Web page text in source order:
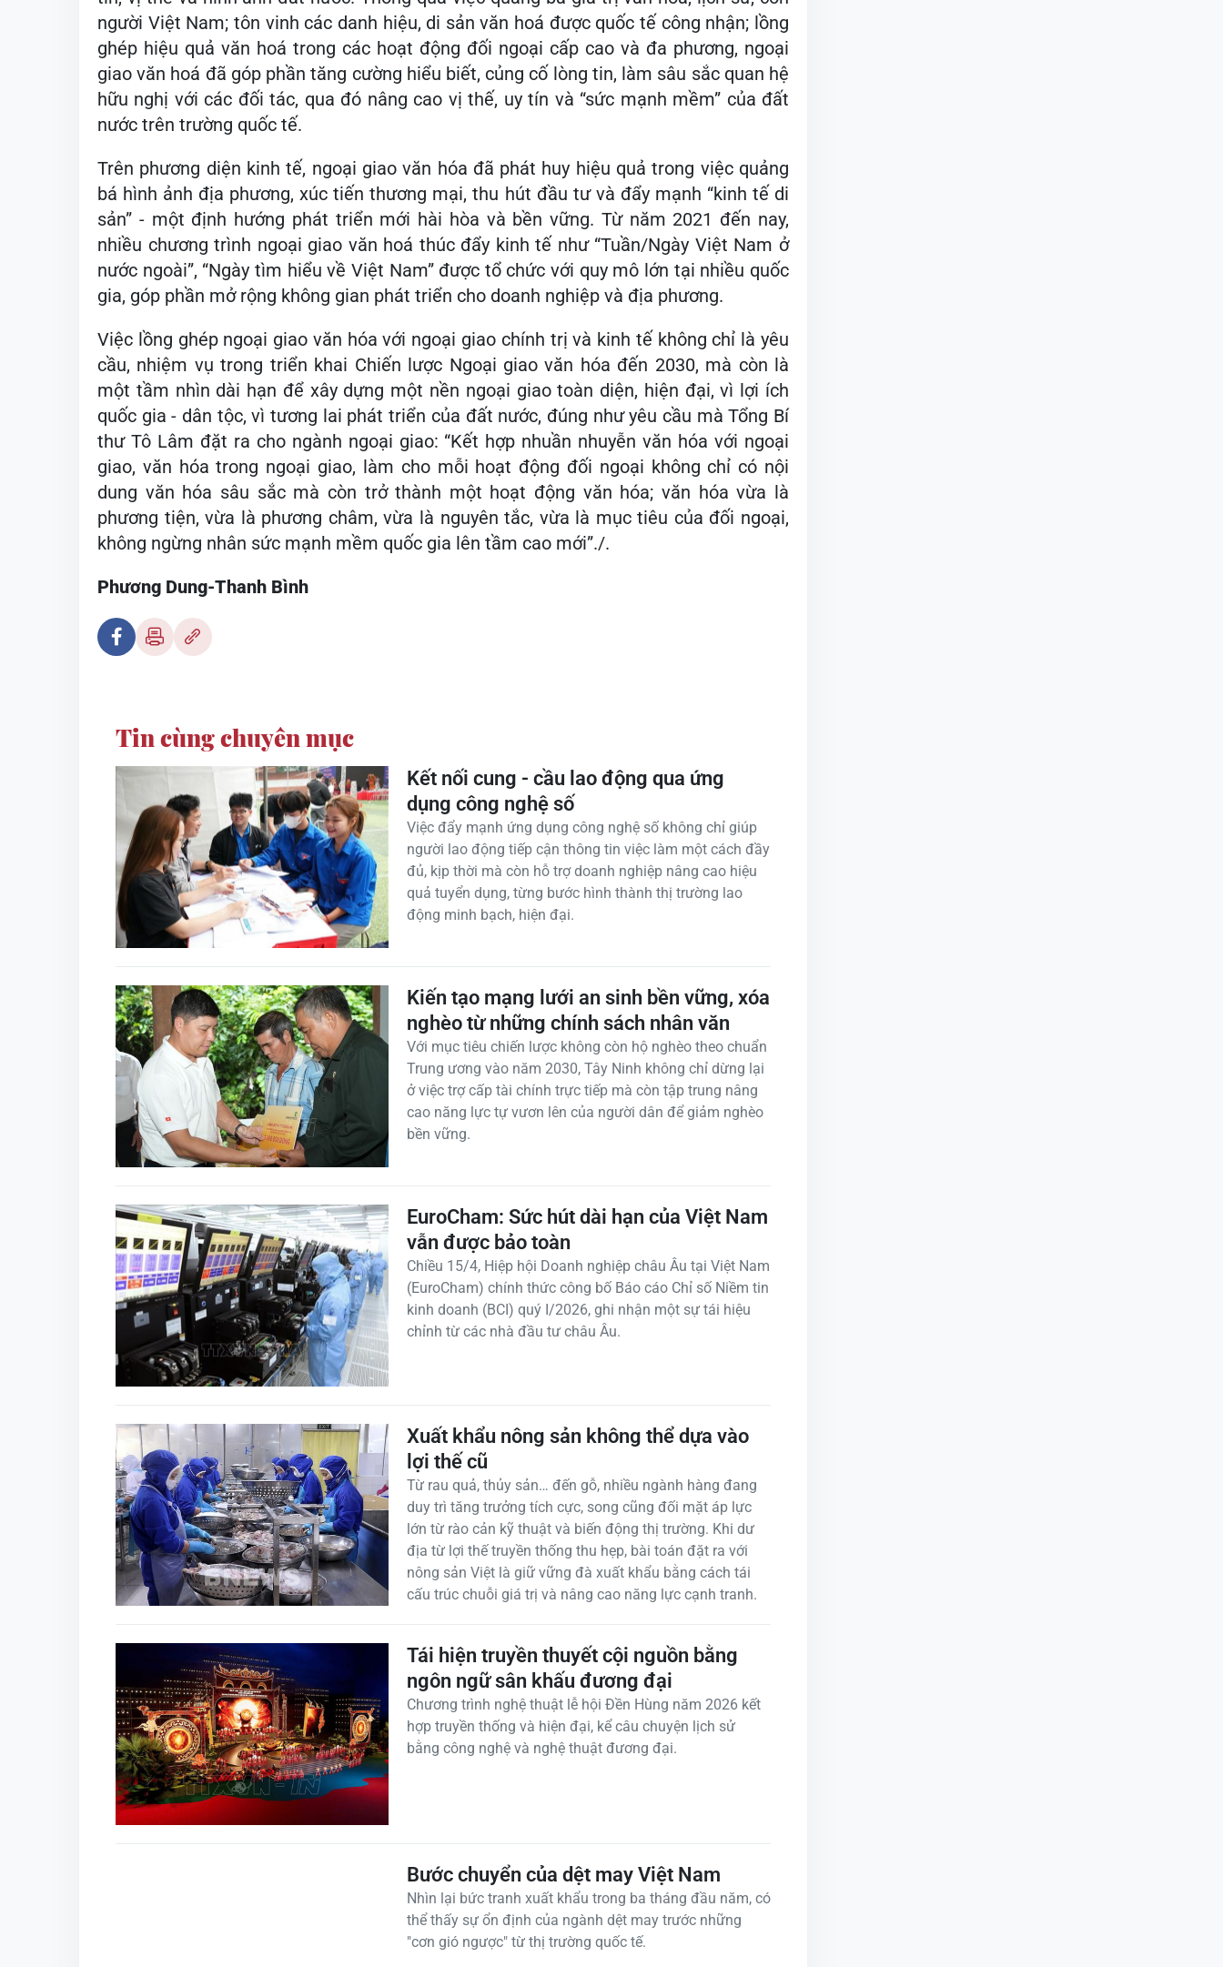
người Việt Nam; tôn vinh các danh hiệu, di sản văn hoá được quốc tế công nhận; lồng
ghép hiệu quả văn hoá trong các hoạt động đối ngoại cấp cao và đa phương, ngoại
giao văn hoá đã góp phần tăng cường hiểu biết, củng cố lòng tin, làm sâu sắc quan hệ
hữu nghị với các đối tác, qua đó nâng cao vị thế, uy tín và “sức mạnh mềm” của đất
nước trên trường quốc tế.
Trên phương diện kinh tế, ngoại giao văn hóa đã phát huy hiệu quả trong việc quảng
bá hình ảnh địa phương, xúc tiến thương mại, thu hút đầu tư và đẩy mạnh “kinh tế di
sản” - một định hướng phát triển mới hài hòa và bền vững. Từ năm 2021 đến nay,
nhiều chương trình ngoại giao văn hoá thúc đẩy kinh tế như “Tuần/Ngày Việt Nam ở
nước ngoài”, “Ngày tìm hiểu về Việt Nam” được tổ chức với quy mô lớn tại nhiều quốc
gia, góp phần mở rộng không gian phát triển cho doanh nghiệp và địa phương.
Việc lồng ghép ngoại giao văn hóa với ngoại giao chính trị và kinh tế không chỉ là yêu
cầu, nhiệm vụ trong triển khai Chiến lược Ngoại giao văn hóa đến 2030, mà còn là
một tầm nhìn dài hạn để xây dựng một nền ngoại giao toàn diện, hiện đại, vì lợi ích
quốc gia - dân tộc, vì tương lai phát triển của đất nước, đúng như yêu cầu mà Tổng Bí
thư Tô Lâm đặt ra cho ngành ngoại giao: “Kết hợp nhuần nhuyễn văn hóa với ngoại
giao, văn hóa trong ngoại giao, làm cho mỗi hoạt động đối ngoại không chỉ có nội
dung văn hóa sâu sắc mà còn trở thành một hoạt động văn hóa; văn hóa vừa là
phương tiện, vừa là phương châm, vừa là nguyên tắc, vừa là mục tiêu của đối ngoại,
không ngừng nhân sức mạnh mềm quốc gia lên tầm cao mới”./.
Phương Dung-Thanh Bình
Tin cùng chuyên mục
Kết nối cung - cầu lao động qua ứng
dụng công nghệ số
Việc đẩy mạnh ứng dụng công nghệ số không chỉ giúp
người lao động tiếp cận thông tin việc làm một cách đầy
đủ, kịp thời mà còn hỗ trợ doanh nghiệp nâng cao hiệu
quả tuyển dụng, từng bước hình thành thị trường lao
động minh bạch, hiện đại.
Kiến tạo mạng lưới an sinh bền vững, xóa
nghèo từ những chính sách nhân văn
Với mục tiêu chiến lược không còn hộ nghèo theo chuẩn
Trung ương vào năm 2030, Tây Ninh không chỉ dừng lại
ở việc trợ cấp tài chính trực tiếp mà còn tập trung nâng
cao năng lực tự vươn lên của người dân để giảm nghèo
bền vững.
EuroCham: Sức hút dài hạn của Việt Nam
vẫn được bảo toàn
Chiều 15/4, Hiệp hội Doanh nghiệp châu Âu tại Việt Nam
(EuroCham) chính thức công bố Báo cáo Chỉ số Niềm tin
kinh doanh (BCI) quý I/2026, ghi nhận một sự tái hiệu
chỉnh từ các nhà đầu tư châu Âu.
Xuất khẩu nông sản không thể dựa vào
lợi thế cũ
Từ rau quả, thủy sản… đến gỗ, nhiều ngành hàng đang
duy trì tăng trưởng tích cực, song cũng đối mặt áp lực
lớn từ rào cản kỹ thuật và biến động thị trường. Khi dư
địa từ lợi thế truyền thống thu hẹp, bài toán đặt ra với
nông sản Việt là giữ vững đà xuất khẩu bằng cách tái
cấu trúc chuỗi giá trị và nâng cao năng lực cạnh tranh.
Tái hiện truyền thuyết cội nguồn bằng
ngôn ngữ sân khấu đương đại
Chương trình nghệ thuật lễ hội Đền Hùng năm 2026 kết
hợp truyền thống và hiện đại, kể câu chuyện lịch sử
bằng công nghệ và nghệ thuật đương đại.
Bước chuyển của dệt may Việt Nam
Nhìn lại bức tranh xuất khẩu trong ba tháng đầu năm, có
thể thấy sự ổn định của ngành dệt may trước những
"cơn gió ngược" từ thị trường quốc tế.